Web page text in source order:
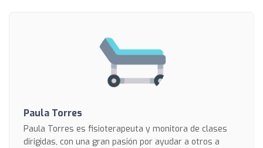
Paula Torres
Paula Torres es fisioterapeuta y monitora de clases
dirigidas, con una gran pasión por ayudar a otros a